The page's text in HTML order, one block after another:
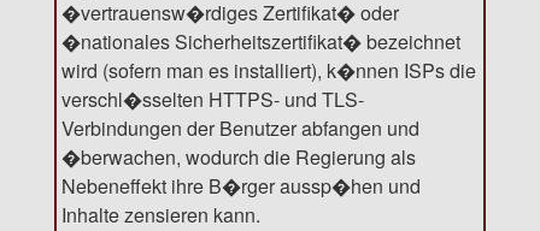
�vertrauensw�rdiges Zertifikat� oder
�nationales Sicherheitszertifikat� bezeichnet
wird (sofern man es installiert), k�nnen ISPs die
verschl�sselten HTTPS- und TLS-
Verbindungen der Benutzer abfangen und
�berwachen, wodurch die Regierung als
Nebeneffekt ihre B�rger aussp�hen und
Inhalte zensieren kann.